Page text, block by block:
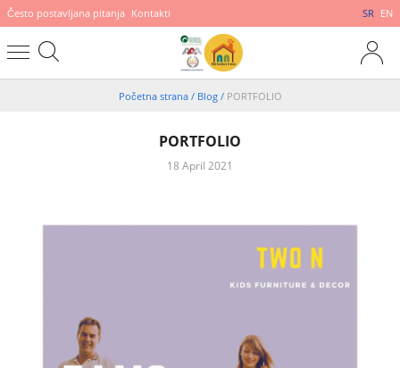
Često postavljana pitanja Kontakti SR EN
Početna strana / Blog / PORTFOLIO
PORTFOLIO
18 April 2021